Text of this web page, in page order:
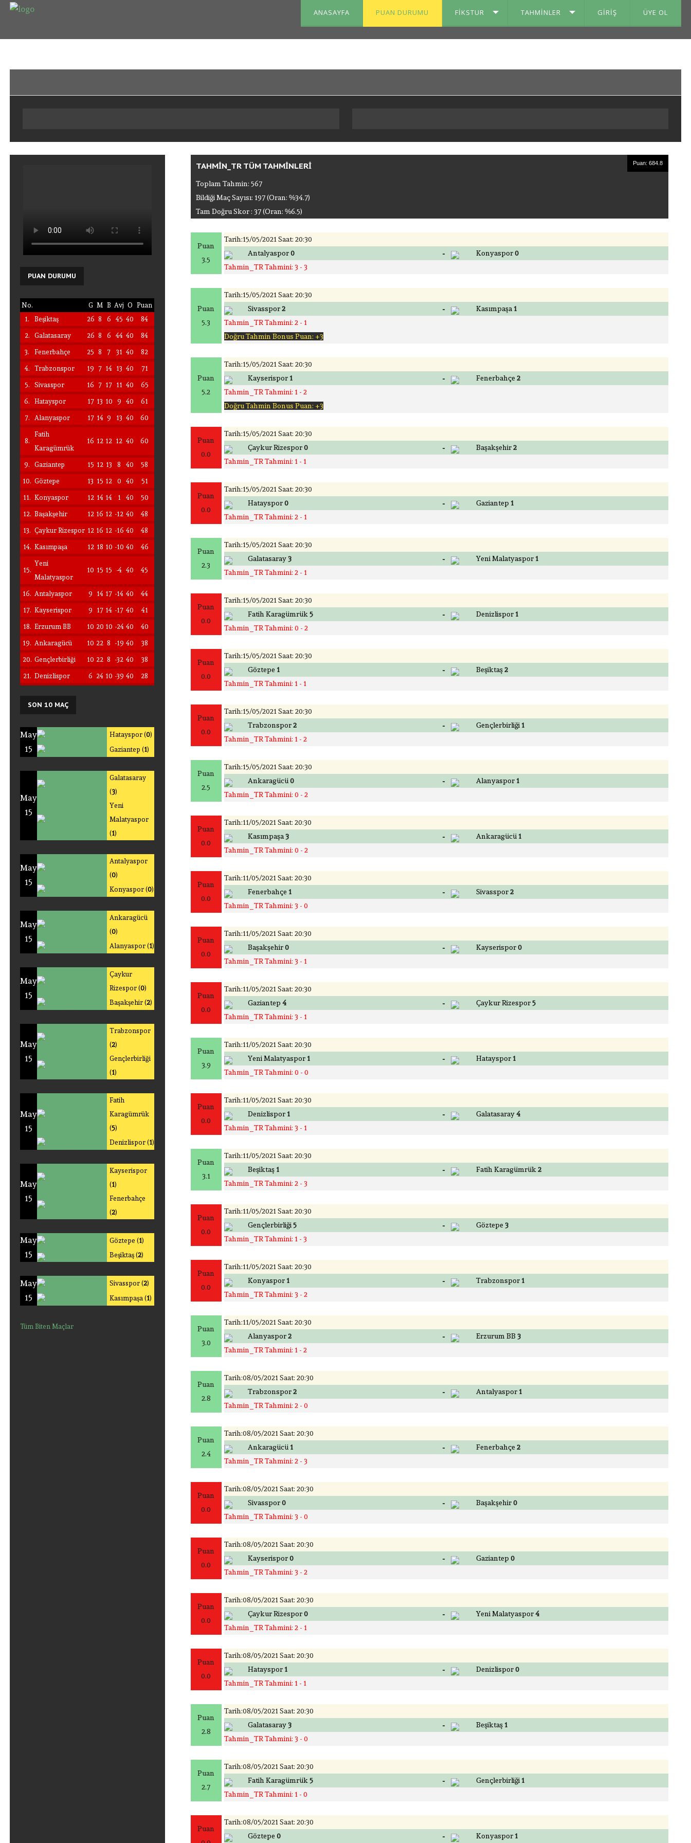
Anasayfa
Puan Durumu
ANASAYFA PUAN DURUMU FIKSTUR TAHMINLER GIRIŞ ÜYE OL
TAHMIN_TR TÜM TAHMINLERI Puan: 684.8
Toplam Tahmin: 567
Bildiği Maç Sayısı: 197 (Oran: %34.7)
Tam Doğru Skor : 37 (Oran: %6.5)
Puan
3.5
Tarih:15/05/2021 Saat: 20:30
Antalyaspor 0 - Konyaspor 0
Tahmin_TR Tahmini: 3 - 3
Puan
5.3
Tarih:15/05/2021 Saat: 20:30
Sivasspor 2 - Kasımpaşa 1
Tahmin_TR Tahmini: 2 - 1
Doğru Tahmin Bonus Puan: +3
Puan
5.2
Tarih:15/05/2021 Saat: 20:30
Kayserispor 1 - Fenerbahçe 2
Tahmin_TR Tahmini: 1 - 2
Doğru Tahmin Bonus Puan: +3
Puan
0.0
Tarih:15/05/2021 Saat: 20:30
Çaykur Rizespor 0 - Başakşehir 2
Tahmin_TR Tahmini: 1 - 1
Puan
0.0
Tarih:15/05/2021 Saat: 20:30
Hatayspor 0 - Gaziantep 1
Tahmin_TR Tahmini: 2 - 1
Puan
2.3
Tarih:15/05/2021 Saat: 20:30
Galatasaray 3 - Yeni Malatyaspor 1
Tahmin_TR Tahmini: 2 - 1
Puan
0.0
Tarih:15/05/2021 Saat: 20:30
Fatih Karagümrük 5 - Denizlispor 1
Tahmin_TR Tahmini: 0 - 2
Puan
0.0
Tarih:15/05/2021 Saat: 20:30
Göztepe 1 - Beşiktaş 2
Tahmin_TR Tahmini: 1 - 1
Puan
0.0
Tarih:15/05/2021 Saat: 20:30
Trabzonspor 2 - Gençlerbirliği 1
Tahmin_TR Tahmini: 1 - 2
Puan
2.5
Tarih:15/05/2021 Saat: 20:30
Ankaragücü 0 - Alanyaspor 1
Tahmin_TR Tahmini: 0 - 2
Puan
0.0
Tarih:11/05/2021 Saat: 20:30
Kasımpaşa 3 - Ankaragücü 1
Tahmin_TR Tahmini: 0 - 2
Puan
0.0
Tarih:11/05/2021 Saat: 20:30
Fenerbahçe 1 - Sivasspor 2
Tahmin_TR Tahmini: 3 - 0
Puan
0.0
Tarih:11/05/2021 Saat: 20:30
Başakşehir 0 - Kayserispor 0
Tahmin_TR Tahmini: 3 - 1
Puan
0.0
Tarih:11/05/2021 Saat: 20:30
Gaziantep 4 - Çaykur Rizespor 5
Tahmin_TR Tahmini: 3 - 1
Puan
3.9
Tarih:11/05/2021 Saat: 20:30
Yeni Malatyaspor 1 - Hatayspor 1
Tahmin_TR Tahmini: 0 - 0
Puan
0.0
Tarih:11/05/2021 Saat: 20:30
Denizlispor 1 - Galatasaray 4
Tahmin_TR Tahmini: 3 - 1
Puan
3.1
Tarih:11/05/2021 Saat: 20:30
Beşiktaş 1 - Fatih Karagümrük 2
Tahmin_TR Tahmini: 2 - 3
Puan
0.0
Tarih:11/05/2021 Saat: 20:30
Gençlerbirliği 5 - Göztepe 3
Tahmin_TR Tahmini: 1 - 3
Puan
0.0
Tarih:11/05/2021 Saat: 20:30
Konyaspor 1 - Trabzonspor 1
Tahmin_TR Tahmini: 3 - 2
Puan
3.0
Tarih:11/05/2021 Saat: 20:30
Alanyaspor 2 - Erzurum BB 3
Tahmin_TR Tahmini: 1 - 2
Puan
2.8
Tarih:08/05/2021 Saat: 20:30
Trabzonspor 2 - Antalyaspor 1
Tahmin_TR Tahmini: 2 - 0
Puan
2.4
Tarih:08/05/2021 Saat: 20:30
Ankaragücü 1 - Fenerbahçe 2
Tahmin_TR Tahmini: 2 - 3
Puan
0.0
Tarih:08/05/2021 Saat: 20:30
Sivasspor 0 - Başakşehir 0
Tahmin_TR Tahmini: 3 - 0
Puan
0.0
Tarih:08/05/2021 Saat: 20:30
Kayserispor 0 - Gaziantep 0
Tahmin_TR Tahmini: 3 - 2
Puan
0.0
Tarih:08/05/2021 Saat: 20:30
Çaykur Rizespor 0 - Yeni Malatyaspor 4
Tahmin_TR Tahmini: 2 - 1
Puan
0.0
Tarih:08/05/2021 Saat: 20:30
Hatayspor 1 - Denizlispor 0
Tahmin_TR Tahmini: 1 - 1
Puan
2.8
Tarih:08/05/2021 Saat: 20:30
Galatasaray 3 - Beşiktaş 1
Tahmin_TR Tahmini: 3 - 0
Puan
2.7
Tarih:08/05/2021 Saat: 20:30
Fatih Karagümrük 5 - Gençlerbirliği 1
Tahmin_TR Tahmini: 1 - 0
Puan
Tarih:08/05/2021 Saat: 20:30
Göztepe 0 - Konyaspor 1
PUAN DURUMU
No. G M B Avj O Puan
1.
Beşiktaş 26 8 6 45 40 84
2. Galatasaray 26 8 6 44 40 84
3. Fenerbahçe 25 8 7 31 40 82
4. Trabzonspor 19 7 14 13 40 71
5. Sivasspor 16 7 17 11 40 65
6. Hatayspor 17 13 10 9 40 61
7. Alanyaspor 17 14 9 13 40 60
8.
Fatih
Karagümrük
16 12 12 12 40 60
9. Gaziantep 15 12 13 8 40 58
10. Göztepe 13 15 12 0 40 51
11. Konyaspor 12 14 14 1 40 50
12. Başakşehir 12 16 12 -12 40 48
13. Çaykur Rizespor 12 16 12 -16 40 48
14. Kasımpaşa 12 18 10 -10 40 46
15.
Yeni
Malatyaspor
10 15 15 -4 40 45
16. Antalyaspor 9 14 17 -14 40 44
17. Kayserispor 9 17 14 -17 40 41
18. Erzurum BB 10 20 10 -24 40 40
19. Ankaragücü 10 22 8 -19 40 38
20. Gençlerbirliği 10 22 8 -32 40 38
21. Denizlispor 6 24 10 -39 40 28
SON 10 MAÇ
May
15
Hatayspor (0)
Gaziantep (1)
May
15
Galatasaray
(3)
Yeni
Malatyaspor
(1)
May
15
Antalyaspor
(0)
Konyaspor (0)
May
15
Ankaragücü
(0)
Alanyaspor (1)
May
15
Çaykur
Rizespor (0)
Başakşehir (2)
May
15
Trabzonspor
(2)
Gençlerbirliği
(1)
May
15
Fatih
Karagümrük
(5)
Denizlispor (1)
May
15
Kayserispor
(1)
Fenerbahçe
(2)
May
15
Göztepe (1)
Beşiktaş (2)
May
15
Sivasspor (2)
Kasımpaşa (1)
Tüm Biten Maçlar